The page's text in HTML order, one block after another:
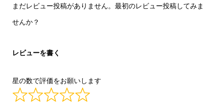
まだレビュー投稿がありません。最初のレビュー投稿してみま
せんか？
レビューを書く
星の数で評価をお願いします